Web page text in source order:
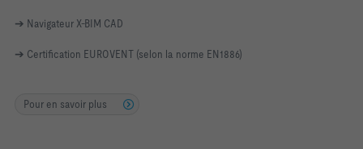
➔ Navigateur X-BIM CAD
➔ Certification EUROVENT (selon la norme EN1886)
Pour en savoir plus